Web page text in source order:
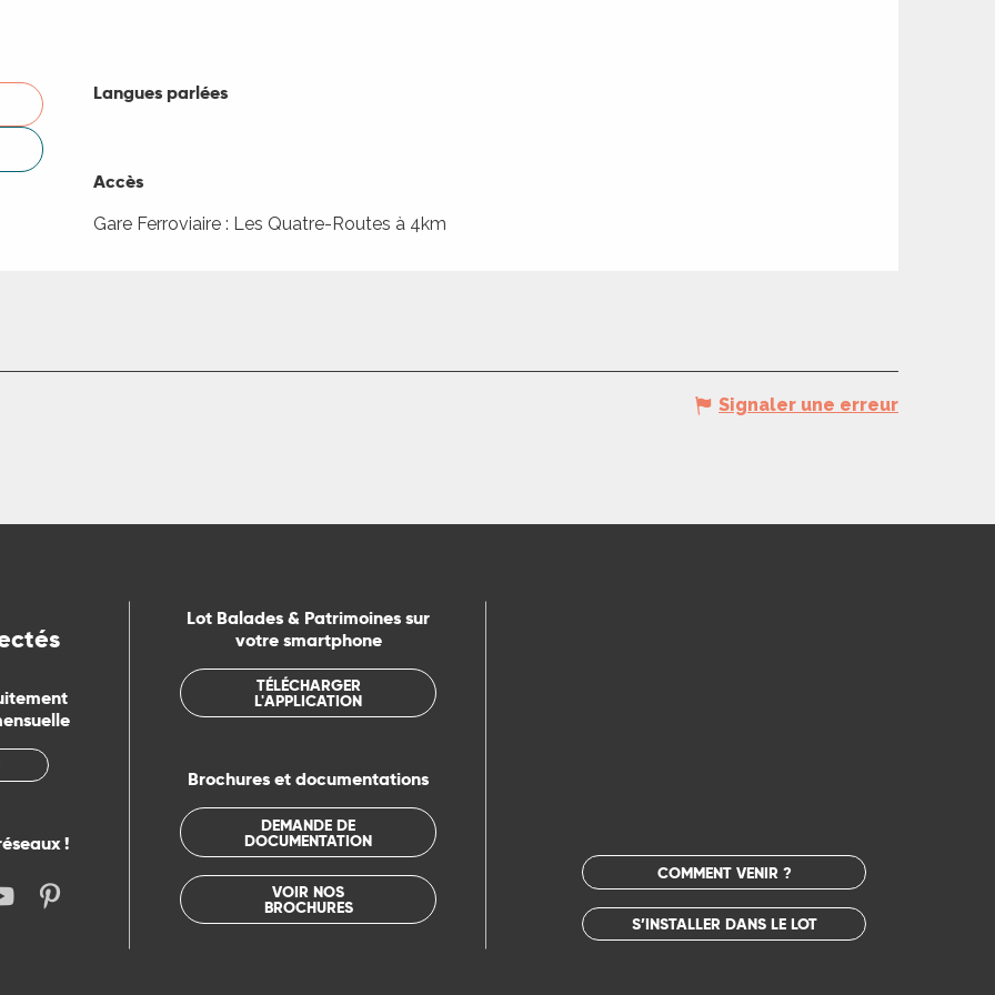
Langues parlées
Langues parlées
Accès
Accès
Gare Ferroviaire : Les Quatre-Routes à 4km
Signaler une erreur
!
Lot Balades & Patrimoines sur
votre smartphone
TÉLÉCHARGER
L'APPLICATION
Brochures et documentations
DEMANDE DE
DOCUMENTATION
VOIR NOS
BROCHURES
COMMENT VENIR ?
S’INSTALLER DANS LE LOT